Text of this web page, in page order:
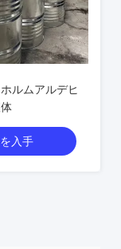
ルムアルデヒ
入手